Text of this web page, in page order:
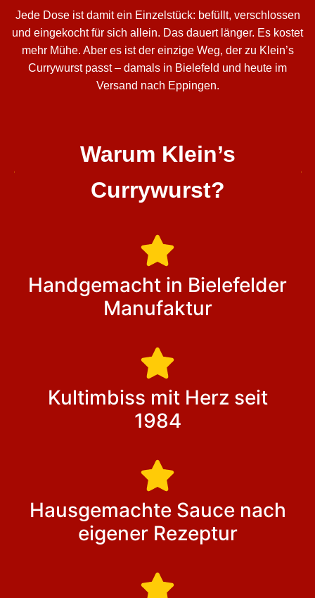
Jede Dose ist damit ein Einzelstück: befüllt, verschlossen
und eingekocht für sich allein. Das dauert länger. Es kostet
mehr Mühe. Aber es ist der einzige Weg, der zu Klein’s
Currywurst passt – damals in Bielefeld und heute im
Versand nach Eppingen.
Warum Klein’s
Currywurst?
Handgemacht in Bielefelder
Manufaktur
Kultimbiss mit Herz seit
1984
Hausgemachte Sauce nach
eigener Rezeptur